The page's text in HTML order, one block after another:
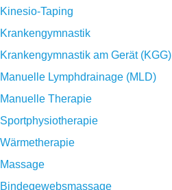
Kinesio-Taping
Krankengymnastik
Krankengymnastik am Gerät (KGG)
Manuelle Lymphdrainage (MLD)
Manuelle Therapie
Sportphysiotherapie
Wärmetherapie
Massage
Bindegewebsmassage